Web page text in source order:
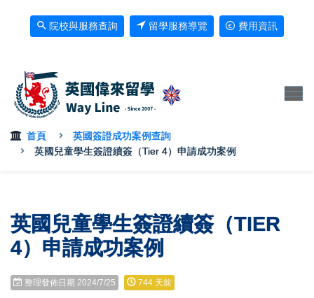
院校與服務查詢 留學服務導覽 費用資訊
首頁
英國簽證成功案例查詢
英國兒童學生簽證續簽（Tier 4）申請成功案例
英國兒童學生簽證續簽（TIER
4）申請成功案例
整理發佈日期 2024/7/25 744 天前